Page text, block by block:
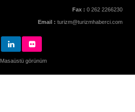
Fax : 0 262 2266230
Email : turizm@turizmhaberci.com
Masaüstü görünüm